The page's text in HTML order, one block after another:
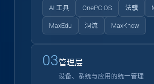
AI 工具 OnePC OS 法骥
MaxEdu 洞流 MaxKnow
03管理层
设备、系统与应用的统一管理